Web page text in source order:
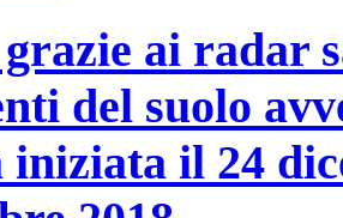
ai radar
del suolo
iniziata il 24